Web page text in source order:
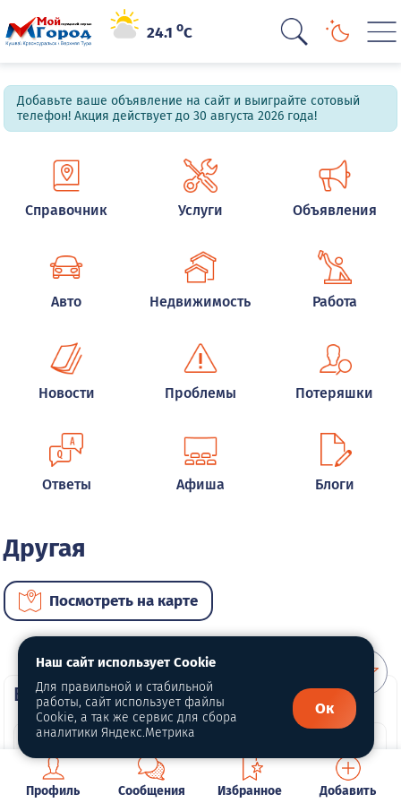
24.1oC
Добавьте ваше объявление на сайт и выиграйте сотовый
телефон! Акция действует до 30 августа 2026 года!
Справочник Услуги Объявления
Авто Недвижимость Работа
Новости Проблемы Потеряшки
Ответы Афиша Блоги
Другая
Посмотреть на карте
ВИП автомобили
Профиль Сообщения Избранное Добавить
Наш сайт использует Cookie
Для правильной и стабильной
работы, сайт использует файлы
Cookie, а так же сервис для сбора
аналитики Яндекс.Метрика
Ок